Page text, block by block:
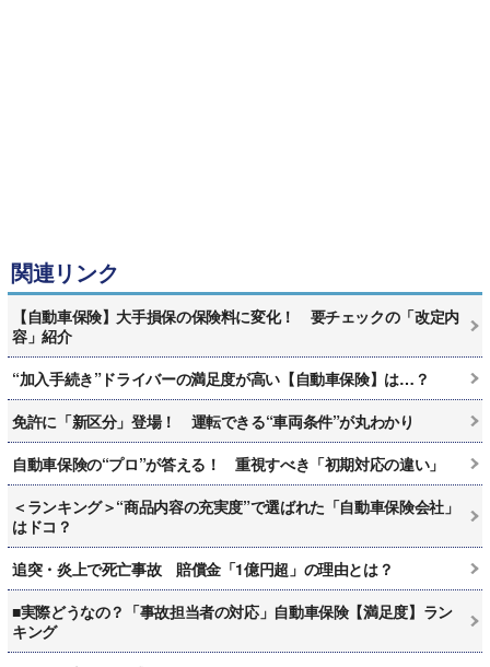
関連リンク
【自動車保険】大手損保の保険料に変化！ 要チェックの「改定内
容」紹介
“加入手続き”ドライバーの満足度が高い【自動車保険】は…？
免許に「新区分」登場！ 運転できる“車両条件”が丸わかり
自動車保険の“プロ”が答える！ 重視すべき「初期対応の違い」
＜ランキング＞“商品内容の充実度”で選ばれた「自動車保険会社」
はドコ？
追突・炎上で死亡事故 賠償金「1億円超」の理由とは？
■実際どうなの？「事故担当者の対応」自動車保険【満足度】ラン
キング